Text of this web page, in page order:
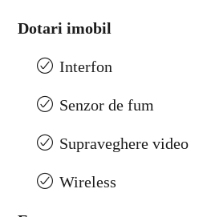
Dotari imobil
Interfon
Senzor de fum
Supraveghere video
Wireless